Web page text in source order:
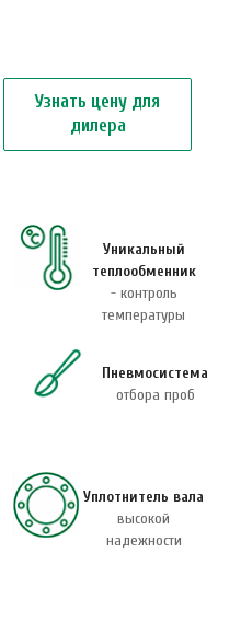
Узнать цену для
дилера
Уникальный
теплообменник
- контроль
температуры
Пневмосистема
отбора проб
Уплотнитель вала
высокой
надежности